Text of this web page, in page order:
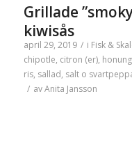
Grillade
kiwisås
april 29, 2019 / i Fisk &
chipotle, citron (er), honung
ris, sallad, salt o
/ avAnita Jansson